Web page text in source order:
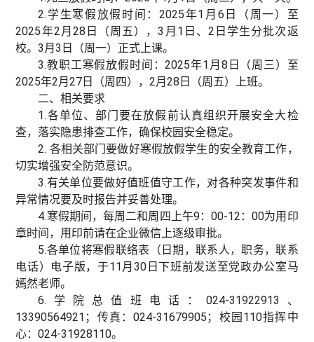
2.学生寒假放假时间：2025年1月6日（周一）至
2025年2月28日（周五），3月1日、2日学生分批次返
校。3月3日（周一）正式上课。
3.教职工寒假放假时间：2025年1月8日（周三）至
2025年2月27日（周四），2月28日（周五）上班。
二、相关要求
1.各单位、部门要在放假前认真组织开展安全大检
查，落实隐患排查工作，确保校园安全稳定。
2. 各相关部门要做好寒假放假学生的安全教育工作，
切实增强安全防范意识。
3.有关单位要做好值班值守工作，对各种突发事件和
异常情况要及时报告并妥善处理。
4.寒假期间，每周二和周四上午9：00-12：00为用印
章时间，用印前请在企业微信上逐级审批。
5.各单位将寒假联络表（日期，联系人，职务，联系
电话）电子版，于11月30日下班前发送至党政办公室马
嫣然老师。
6.学院总值班电话：024-31922913、
13390564921；传真：024-31679905；校园110指挥中
心：024-31928110。